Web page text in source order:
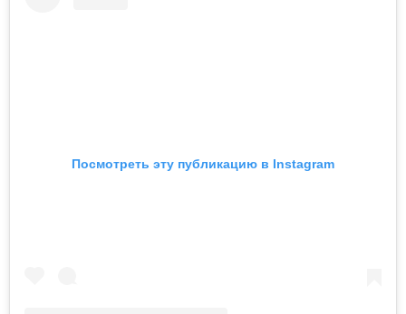
Посмотреть эту публикацию в Instagram